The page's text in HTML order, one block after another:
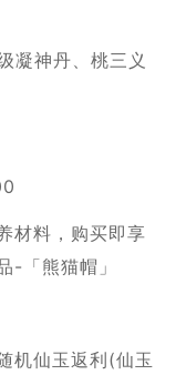
凝神丹、桃三义
材料，购买即享
-「熊猫帽」
机仙玉返利(仙玉